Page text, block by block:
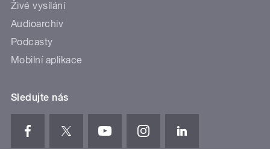
Živé vysílání
Audioarchiv
Podcasty
Mobilní aplikace
Sledujte nás